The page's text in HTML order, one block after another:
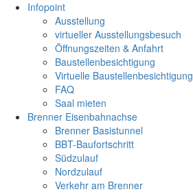
Infopoint
Ausstellung
virtueller Ausstellungsbesuch
Öffnungszeiten & Anfahrt
Baustellenbesichtigung
Virtuelle Baustellenbesichtigung
FAQ
Saal mieten
Brenner Eisenbahnachse
Brenner Basistunnel
BBT-Baufortschritt
Südzulauf
Nordzulauf
Verkehr am Brenner